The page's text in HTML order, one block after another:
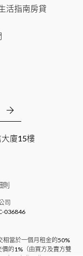
活指南房貸
廈15樓
則
司
036846
相當於一個月租金的50%
價的1%（由買方及賣方雙